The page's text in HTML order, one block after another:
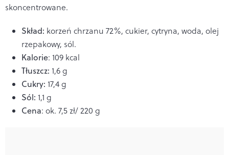
skoncentrowane.
Skład: korzeń chrzanu 72%, cukier, cytryna, woda, olej
rzepakowy, sól.
Kalorie: 109 kcal
Tłuszcz: 1,6 g
Cukry: 17,4 g
Sól: 1,1 g
Cena: ok. 7,5 zł/ 220 g